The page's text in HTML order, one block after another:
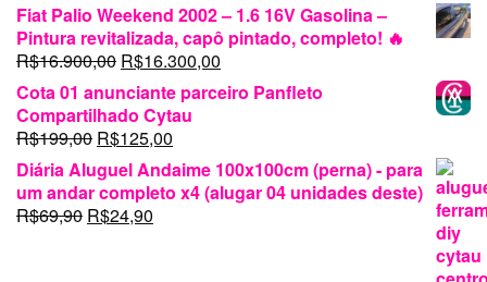
Fiat Palio Weekend 2002 – 1.6 16V Gasolina –
Pintura revitalizada, capô pintado, completo! 🔥
R$16.900,00 O
preço
original
era:
R$16.900,00.
R$16.300,00O
preço
atual
Cota 01 anunciante parceiro Panfleto
Compartilhado Cytau
R$199,00 O
preço
original
era:
R$199,00.
R$125,00O
preço
atual
é:
Diária Aluguel Andaime 100x100cm (perna) - para
um andar completo x4 (alugar 04 unidades deste)
R$69,90 O
R$24,90O